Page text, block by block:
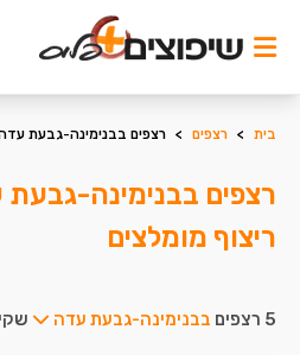
בית > רצפים > רצפים בבנימינה-גבעת
רצפים בבנימינה-גבעת
ריצוף מומלצים
5 רצפים בבנימינה-גבעת עדה